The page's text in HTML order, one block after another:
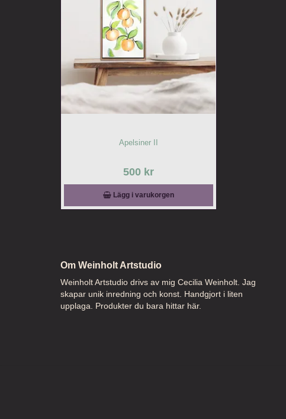
Apelsiner II
500 kr
Lägg i varukorgen
Om Weinholt Artstudio
Weinholt Artstudio drivs av mig Cecilia Weinholt. Jag
skapar unik inredning och konst. Handgjort i liten
upplaga. Produkter du bara hittar här.